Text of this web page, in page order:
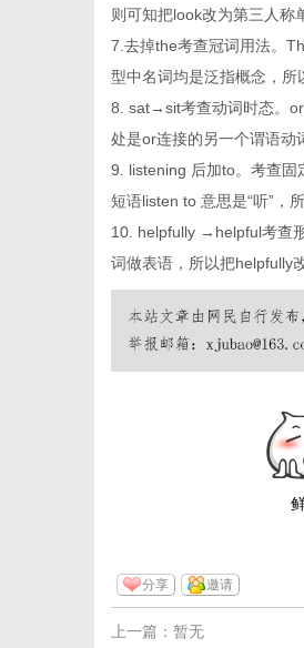
则可知把look改为第三人称
7.去掉the考查冠词用法。
型中名词均是泛指概念，所
8. sat→sit考查动词时态。
处是or连接的另一个谓语动
9. listening 后加to。考查
短语listen to 意思是“听”，
10. helpfully →helpful考查
词做表语，所以把helpfully
分享 邀请
上一篇：暂无